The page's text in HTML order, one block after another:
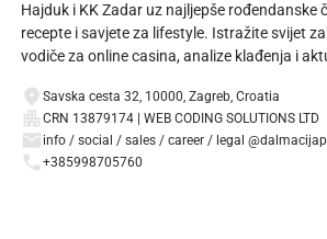
Hajduk i KK Zadar uz najljepše rođendanske
recepte i savjete za lifestyle. Istražite svijet
vodiče za online casina, analize klađenja i
Savska cesta 32, 10000, Zagreb, Croatia
CRN 13879174 | WEB CODING SOLUTIONS LTD
info / social / sales / career / legal
+385998705760